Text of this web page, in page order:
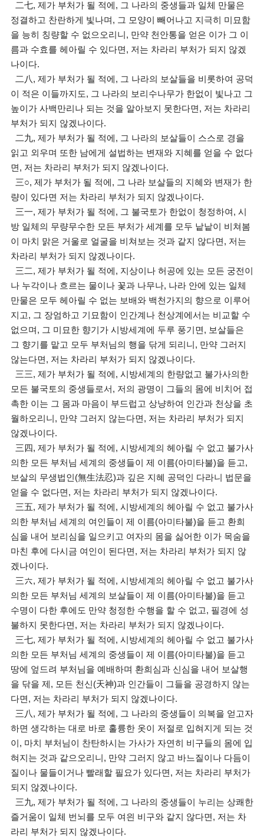
二七, 제가 부처가 될 적에, 그 나라의 중생들과 일체 만물은
정결하고 찬란하게 빛나며, 그 모양이 빼어나고 지극히 미묘함
을 능히 칭량할 수 없으오리니, 만약 천안통을 얻은 이가 그 이
름과 수효를 헤아릴 수 있다면, 저는 차라리 부처가 되지 않겠
나이다.
二八, 제가 부처가 될 적에, 그 나라의 보살들을 비롯하여 공덕
이 적은 이들까지도, 그 나라의 보리수나무가 한없이 빛나고 그
높이가 사백만리나 되는 것을 알아보지 못한다면, 저는 차라리
부처가 되지 않겠나이다.
二九, 제가 부처가 될 적에, 그 나라의 보살들이 스스로 경을
읽고 외우며 또한 남에게 설법하는 변재와 지혜를 얻을 수 없다
면, 저는 차라리 부처가 되지 않겠나이다.
三○, 제가 부처가 될 적에, 그 나라 보살들의 지혜와 변재가 한
량이 있다면 저는 차라리 부처가 되지 않겠나이다.
三一, 제가 부처가 될 적에, 그 불국토가 한없이 청정하여, 시
방 일체의 무량무수한 모든 부처가 세계를 모두 낱낱이 비쳐봄
이 마치 맑은 거울로 얼굴을 비쳐보는 것과 같지 않다면, 저는
차라리 부처가 되지 않겠나이다.
三二, 제가 부처가 될 적에, 지상이나 허공에 있는 모든 궁전이
나 누각이나 흐르는 물이나 꽃과 나무나, 나라 안에 있는 일체
만물은 모두 헤아릴 수 없는 보배와 백천가지의 향으로 이루어
지고, 그 장엄하고 기묘함이 인간계나 천상계에서는 비교할 수
없으며, 그 미묘한 향기가 시방세계에 두루 풍기면, 보살들은
그 향기를 맡고 모두 부처님의 행을 닦게 되리니, 만약 그러지
않는다면, 저는 차라리 부처가 되지 않겠나이다.
三三, 제가 부처가 될 적에, 시방세계의 한량없고 불가사의한
모든 불국토의 중생들로서, 저의 광명이 그들의 몸에 비치어 접
촉한 이는 그 몸과 마음이 부드럽고 상냥하여 인간과 천상을 초
월하오리니, 만약 그러지 않는다면, 저는 차라리 부처가 되지
않겠나이다.
三四, 제가 부처가 될 적에, 시방세계의 헤아릴 수 없고 불가사
의한 모든 부처님 세계의 중생들이 제 이름(아미타불)을 듣고,
보살의 무생법인(無生法忍)과 깊은 지혜 공덕인 다라니 법문을
얻을 수 없다면, 저는 차라리 부처가 되지 않겠나이다.
三五, 제가 부처가 될 적에, 시방세계의 헤아릴 수 없고 불가사
의한 부처님 세계의 여인들이 제 이름(아미타불)을 듣고 환희
심을 내어 보리심을 일으키고 여자의 몸을 싫어한 이가 목숨을
마친 후에 다시금 여인이 된다면, 저는 차라리 부처가 되지 않
겠나이다.
三六, 제가 부처가 될 적에, 시방세계의 헤아릴 수 없고 불가사
의한 모든 부처님 세계의 보살들이 제 이름(아미타불)을 듣고
수명이 다한 후에도 만약 청정한 수행을 할 수 없고, 필경에 성
불하지 못한다면, 저는 차라리 부처가 되지 않겠나이다.
三七, 제가 부처가 될 적에, 시방세계의 헤아릴 수 없고 불가사
의한 모든 부처님 세계의 중생들이 제 이름(아미타불)을 듣고
땅에 엎드려 부처님을 예배하며 환희심과 신심을 내어 보살행
을 닦을 제, 모든 천신(天神)과 인간들이 그들을 공경하지 않는
다면, 저는 차라리 부처가 되지 않겠나이다.
三八, 제가 부처가 될 적에, 그 나라의 중생들이 의복을 얻고자
하면 생각하는 대로 바로 훌륭한 옷이 저절로 입혀지게 되는 것
이, 마치 부처님이 찬탄하시는 가사가 자연히 비구들의 몸에 입
혀지는 것과 같으오리니, 만약 그러지 않고 바느질이나 다듬이
질이나 물들이거나 빨래할 필요가 있다면, 저는 차라리 부처가
되지 않겠나이다.
三九, 제가 부처가 될 적에, 그 나라의 중생들이 누리는 상쾌한
즐거움이 일체 번뇌를 모두 여읜 비구와 같지 않다면, 저는 차
라리 부처가 되지 않겠나이다.